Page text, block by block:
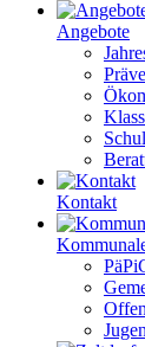
Angebote
Kontakt